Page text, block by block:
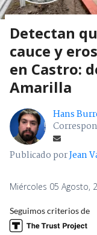
Detectan
cauce y
en Castro:
Amarilla
Hans
Publicado porJean
Miércoles 05 Agosto,
Seguimos criterios de